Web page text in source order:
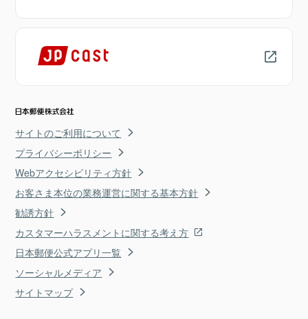
サイトのご利用について
プライバシーポリシー
Webアクセシビリティ方針
お客さま本位の業務運営に関する基本方針
勧誘方針
カスタマーハラスメントに関する考え方
日本郵便公式アプリ一覧
ソーシャルメディア
サイトマップ